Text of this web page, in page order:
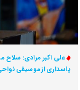
علی اکبر مرادی:
پاسداری از موسیقی